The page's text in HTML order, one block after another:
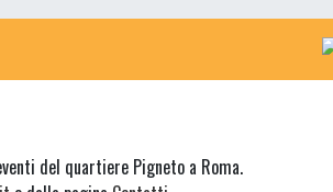
del quartiere Pigneto a Roma.